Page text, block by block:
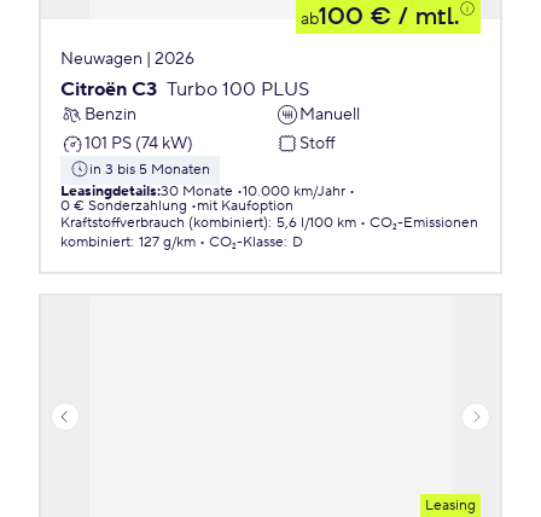
ab100 € / mtl.
Neuwagen | 2026
Citroën C3 Turbo 100 PLUS
Benzin
Manuell
101 PS (74 kW)
Stoff
in 3 bis 5 Monaten
Leasingdetails:30 Monate 10.000 km/Jahr
0 € Sonderzahlung
mit Kaufoption
Kraftstoffverbrauch (kombiniert): 5,6 l/100 km
CO₂-Emissionen
kombiniert: 127 g/km CO₂-Klasse: D
Leasing